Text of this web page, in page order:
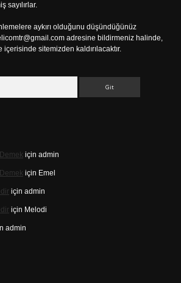
sayılırlar.
aykırı olduğunu düşündüğünüz
adresine bildirmeniz halinde,
sitemizden kaldırılacaktır.
Demek için admin
Demek için Emel
için admin
için Melodi
admin